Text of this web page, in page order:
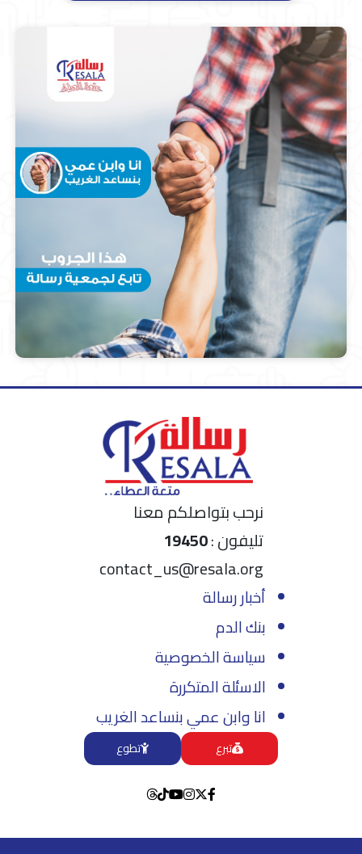
نرحب بتواصلكم معنا
تليفون :19450
contact_us@resala.org
أخبار رسالة
بنك الدم
سياسة الخصوصية
الاسئلة المتكررة
انا وابن عمي بنساعد الغريب
تبرع تطوع